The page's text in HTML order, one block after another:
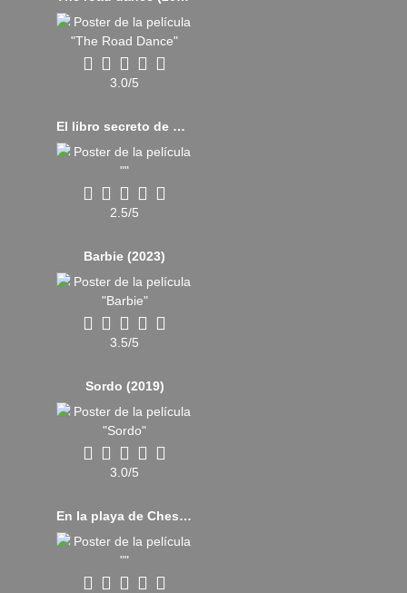
3.0/5
El libro secreto de Henry (2017)
2.5/5
Barbie (2023)
3.5/5
Sordo (2019)
3.0/5
En la playa de Chesil (2017)